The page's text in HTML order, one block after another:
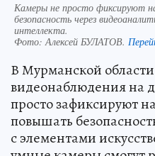
Камеры не просто фиксируют
безопасность через
интеллекта.
Фото:Алексей БУЛАТОВ.
В Мурманской
видеонаблюдения на
просто зафиксируют
повышать
с элементами